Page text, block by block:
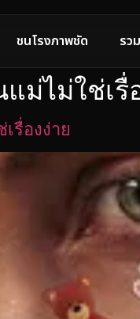
ชนโรงภาพชัด รว
ม่ไม่ใช่เรื่
รื่องง่าย